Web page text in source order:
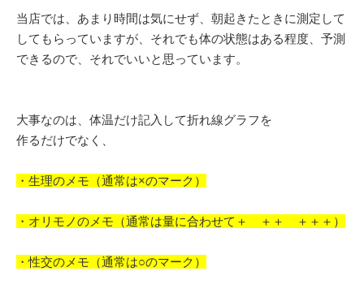
当店では、あまり時間は気にせず、朝起きたときに測定して
してもらっていますが、それでも体の状態はある程度、予測
できるので、それでいいと思っています。
大事なのは、体温だけ記入して折れ線グラフを
作るだけでなく、
・生理のメモ（通常は×のマーク）
・オリモノのメモ（通常は量に合わせて＋ ＋＋ ＋＋＋）
・性交のメモ（通常は○のマーク）